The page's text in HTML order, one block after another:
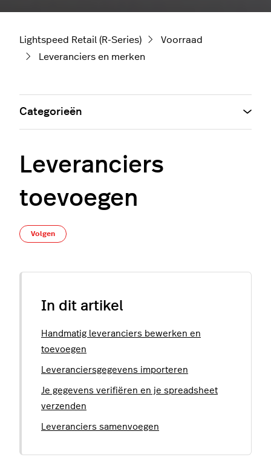
Lightspeed Retail (R-Series)
Voorraad
Leveranciers en merken
Leveranciers
toevoegen
Volgen
In dit artikel
Handmatig leveranciers bewerken en
toevoegen
Leveranciersgegevens importeren
Je gegevens verifiëren en je spreadsheet
verzenden
Leveranciers samenvoegen
Categorieën